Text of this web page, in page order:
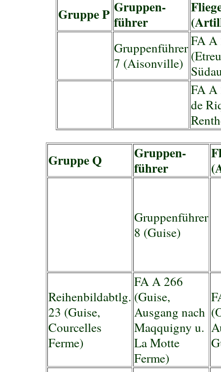
Gruppe P Gruppen-
führer
Gruppenführer
7 (Aisonville)
FA A
FA A
de
Gruppe Q
Gruppen-
führer
Gruppenführer
8 (Guise)
Reihenbildabtlg.
23 (Guise,
Courcelles
Ferme)
FA A 266
(Guise,
Ausgang nach
Maqquigny u.
La Motte
Ferme)